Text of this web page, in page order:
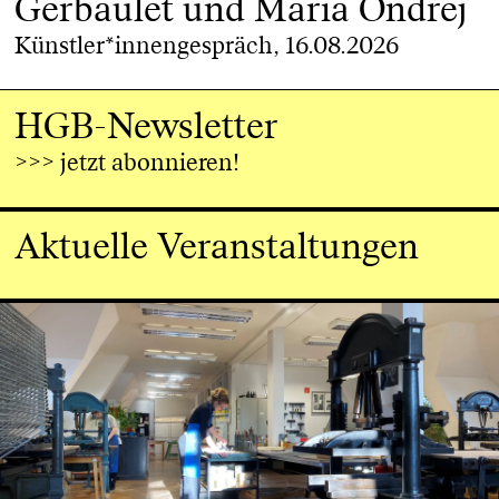
Künstler*innengespräch, 16.08.2026
HGB-Newsletter
>>> jetzt abonnieren!
Aktuelle Veranstaltungen